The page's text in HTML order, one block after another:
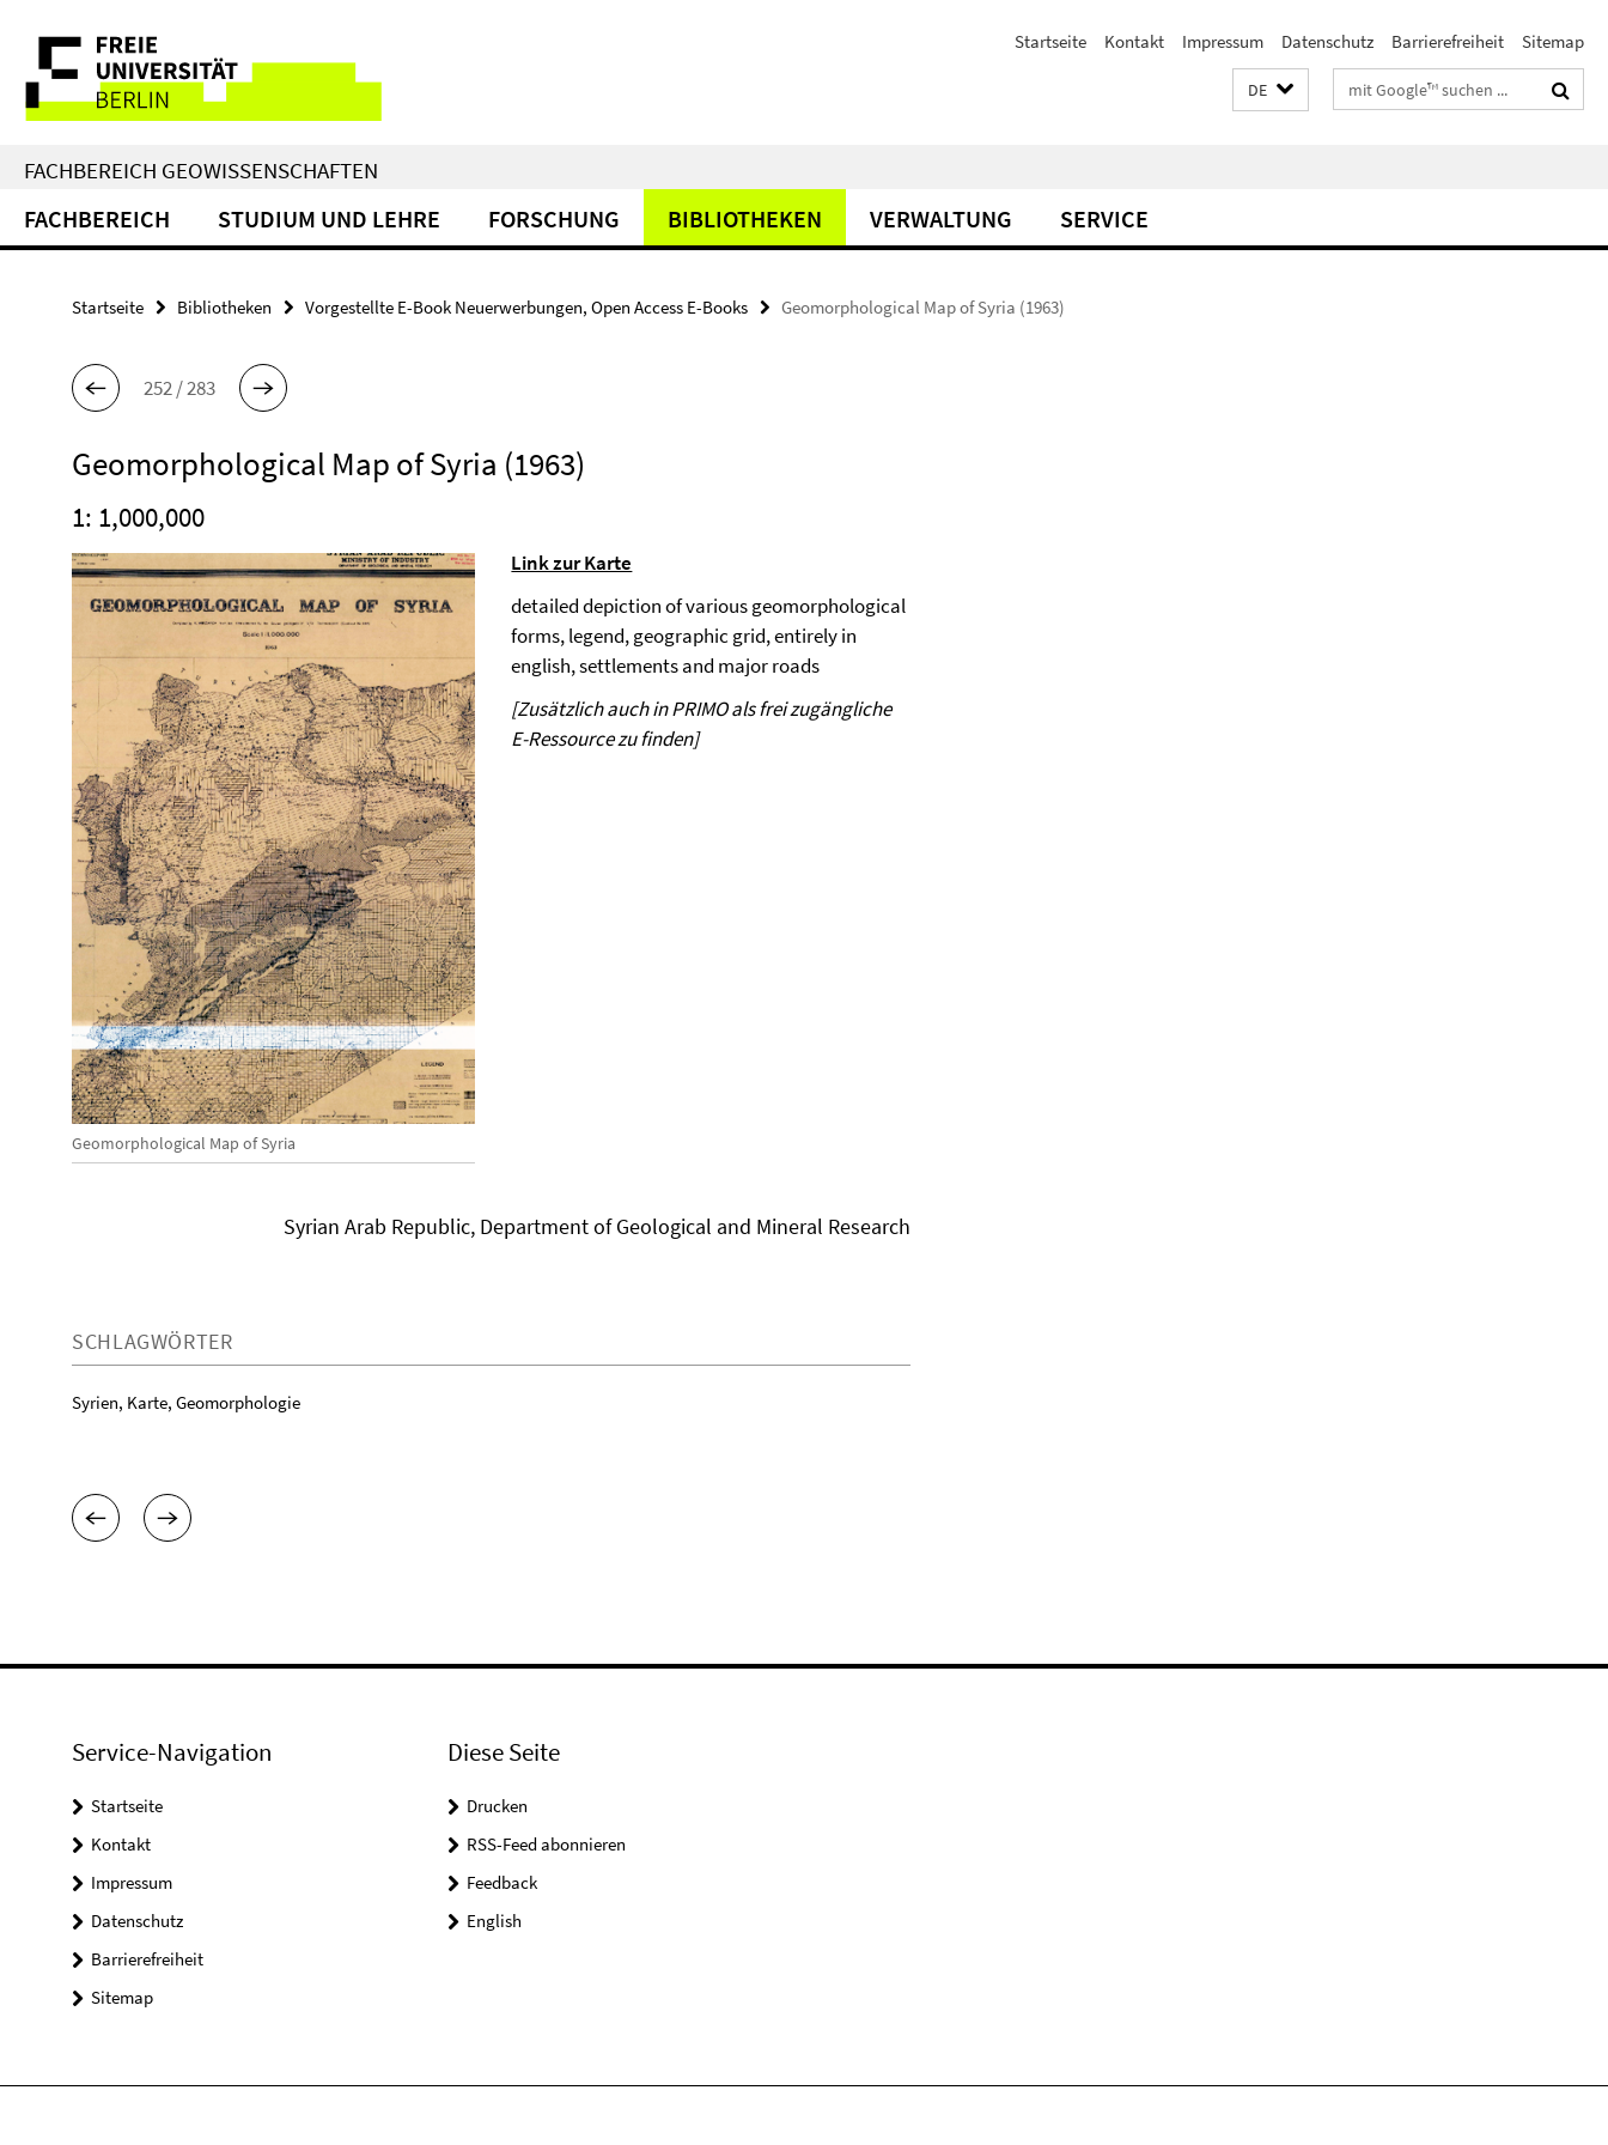
direkt
Inhalt
Service-
Navigation
Startseite Kontakt Impressum Datenschutz Barrierefreiheit Sitemap
DE Suchbegriffe
FACHBEREICH GEOWISSENSCHAFTEN
FACHBEREICH STUDIUM UND LEHRE FORSCHUNG BIBLIOTHEKEN VERWALTUNG SERVICE
Startseite Bibliotheken Vorgestellte E-Book Neuerwerbungen, Open Access E-Books Geomorphological Map of Syria (1963)
252 / 283
Geomorphological Map of Syria (1963)
1: 1,000,000
Geomorphological Map of Syria
Link zur Karte
detailed depiction of various geomorphological
forms, legend, geographic grid, entirely in
english, settlements and major roads
[Zusätzlich auch in PRIMO als frei zugängliche
E-Ressource zu finden]
Syrian Arab Republic, Department of Geological and Mineral Research
SCHLAGWÖRTER
Syrien, Karte, Geomorphologie
Service-Navigation
Startseite
Kontakt
Impressum
Datenschutz
Barrierefreiheit
Sitemap
Diese Seite
Drucken
RSS-Feed abonnieren
Feedback
English